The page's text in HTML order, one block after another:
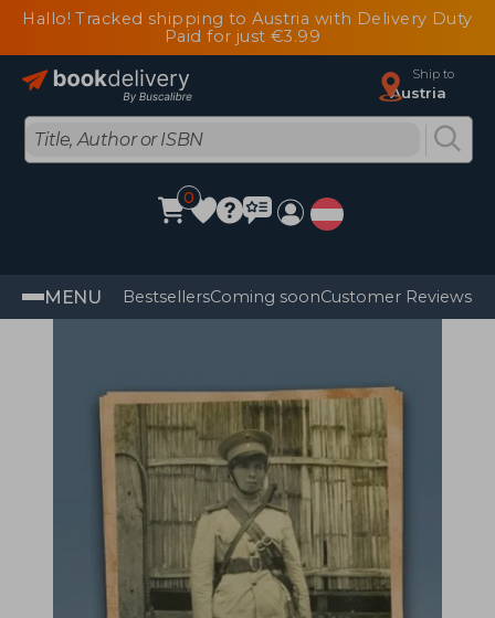
Hallo! Tracked shipping to Austria with Delivery Duty
Paid for just €3.99
Ship to
Austria
0
MENU BestsellersComing soonCustomer Reviews